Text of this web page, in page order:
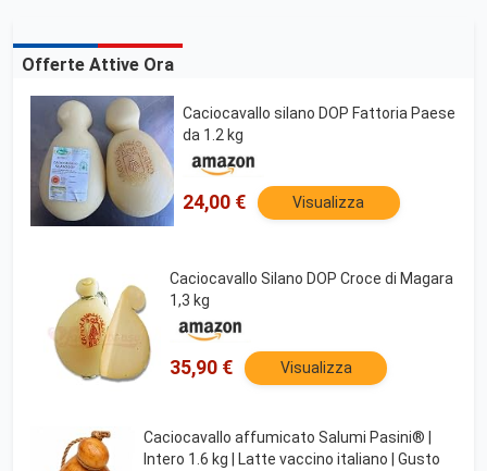
Offerte Attive Ora
Caciocavallo silano DOP Fattoria Paese
da 1.2 kg
24,00 € Visualizza
Caciocavallo Silano DOP Croce di Magara
1,3 kg
35,90 € Visualizza
Caciocavallo affumicato Salumi Pasini® |
Intero 1.6 kg | Latte vaccino italiano | Gusto